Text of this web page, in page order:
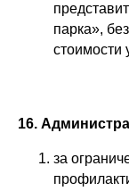
парка»,
стоимости
16.
за